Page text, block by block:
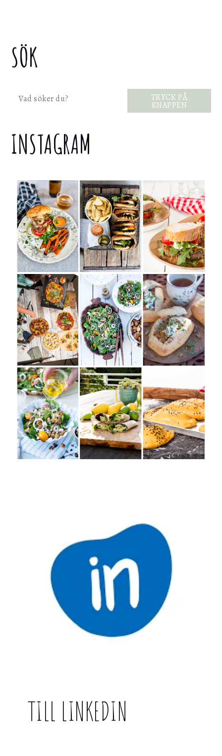
SÖK
Sök TRYCK PÅ
KNAPPEN
INSTAGRAM
TILL LINKEDIN